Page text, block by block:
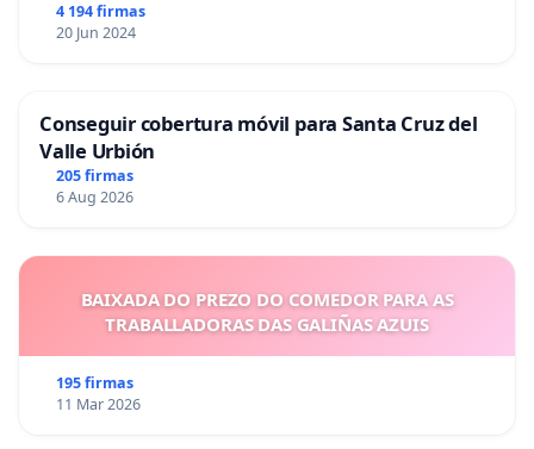
4 194 firmas
20 Jun 2024
Conseguir cobertura móvil para Santa Cruz del
Valle Urbión
205 firmas
6 Aug 2026
BAIXADA DO PREZO DO COMEDOR PARA AS
TRABALLADORAS DAS GALIÑAS AZUIS
195 firmas
11 Mar 2026